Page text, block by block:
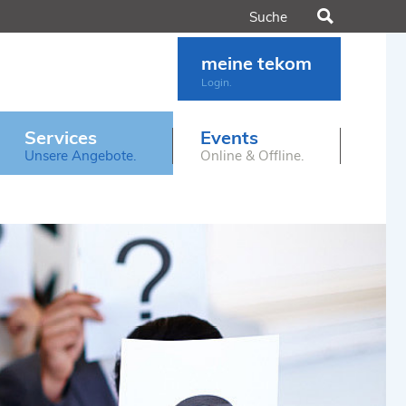
Services
Unsere Angebote.
Events
Online & Offline.
meine tekom
Login.